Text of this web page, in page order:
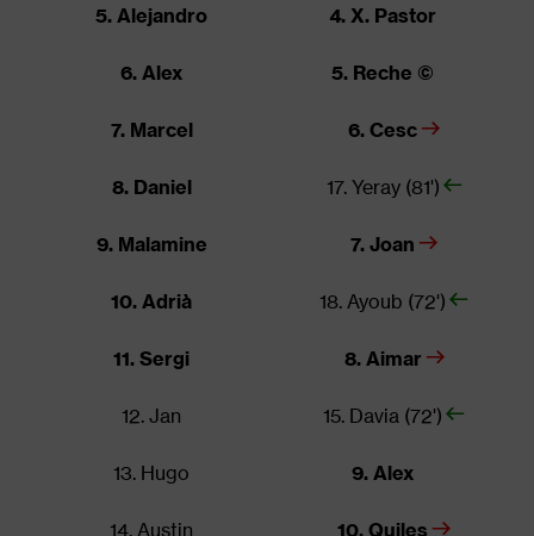
5. Alejandro
6. Alex
7. Marcel
8. Daniel
9. Malamine
10. Adrià
11. Sergi
12. Jan
13. Hugo
14. Austin
4. X. Pastor
5. Reche ©
6. Cesc
17. Yeray (81')
7. Joan
18. Ayoub (72')
8. Aimar
15. Davia (72')
9. Alex
10. Quiles